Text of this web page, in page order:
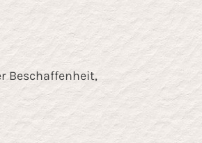
Beschaffenheit,